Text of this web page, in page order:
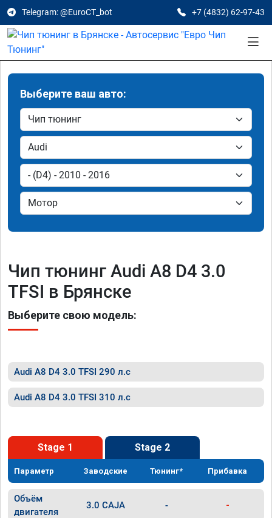
Telegram: @EuroCT_bot +7 (4832) 62-97-43
Выберите ваш авто:
Чип тюнинг Audi A8 D4 3.0
TFSI в Брянске
Выберите свою модель:
Audi A8 D4 3.0 TFSI 290 л.с
Audi A8 D4 3.0 TFSI 310 л.с
Stage 1 Stage 2
Параметр Заводские Тюнинг* Прибавка
Объём
двигателя
3.0 CAJA - -